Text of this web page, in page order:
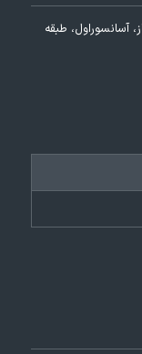
آسانسوراول، طبقه